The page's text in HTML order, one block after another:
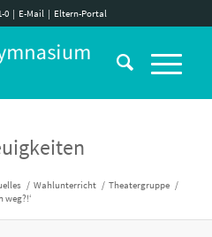
0| E-Mail| Eltern-Portal
/ Wahlunterricht / Theatergruppe /
weg?!‘